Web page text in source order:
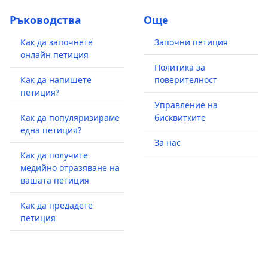
Ръководства
Как да започнете
онлайн петиция
Как да напишете
петиция?
Как да популяризираме
една петиция?
Как да получите
медийно отразяване на
вашата петиция
Как да предадете
петиция
Още
Започни петиция
Политика за
поверителност
Управление на
бисквитките
За нас